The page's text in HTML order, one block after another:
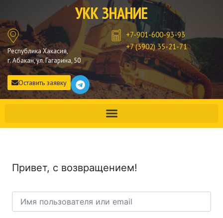
УКК ЗНАНИЕ
Республика Хакасия,
г. Абакан, ул. Гагарина, 50
+7-901-600-93-93
+7 (3902) 35-21-71
Оставить заявку
Привет, с возвращением!